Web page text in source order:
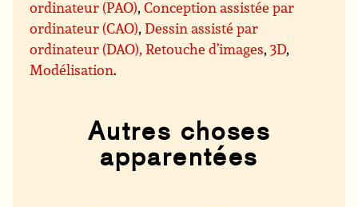
ordinateur (PAO),Conception assistée par
ordinateur (CAO),Dessin assisté par
ordinateur (DAO), Retouche d’images,3D,
Modélisation.
Autres choses
apparentées